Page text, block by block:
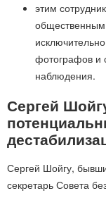
этим
фотографов и
наблюдения.
Сергей
Сергей Шойгу,
секретарь Совета